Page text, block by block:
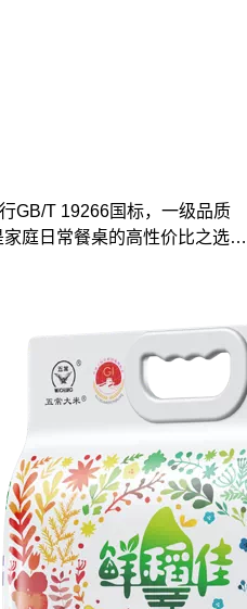
GB/T 19266国标，一级品质
庭日常餐桌的高性价比之选，